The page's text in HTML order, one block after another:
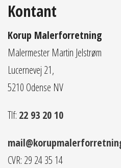
Kontant
Korup Malerforretning
Malermester Martin Jelstrøm
Lucernevej 21,
5210 Odense NV
Tlf: 22 93 20 10
CVR: 29 24 35 14